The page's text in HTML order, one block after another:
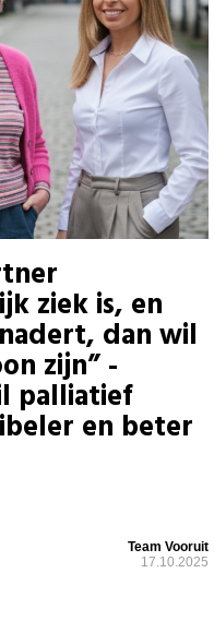
ziek is, en
dan wil
zijn” -
palliatief
en beter
Team Vooruit
17.10.2025